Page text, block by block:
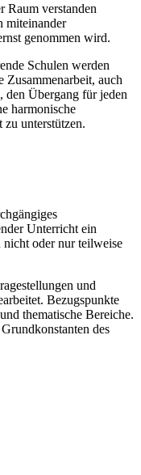
Raum verstanden
miteinander
genommen wird.
Schulen werden
Zusammenarbeit, auch
den Übergang für jeden
harmonische
unterstützen.
Unterricht ein
nicht oder nur teilweise
und
Bezugspunkte
thematische Bereiche.
des